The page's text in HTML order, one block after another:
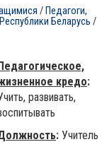
/ Педагоги,
Беларусь /
кредо:
развивать,
: Учитель